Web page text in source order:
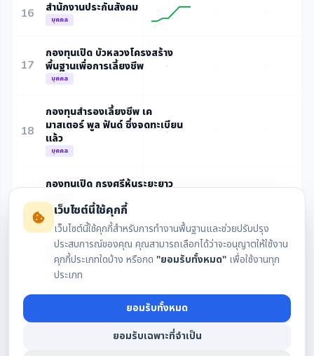
16 สำนักงานประกันสังคม
บุคคล
17
กองทุนเปิด บัวหลวงโครงสร้าง
พื้นฐานเพื่อการเลี้ยงชีพ
บุคคล
-
18
กองทุนสำรองเลี้ยงชีพ เค
มาสเตอร์ พูล ฟันด์ ซึ่งจดทะเบียน
แล้ว
บุคคล
-
กองทุนเปิด กรุงศรีหุ้นระยะยาว
บุคคล
กองทุนเปิด เอ็มเอฟซี ไฮ-ดิวิเดนด์
ฟันด์
- -
21
กองทุนเปิด กรุงไทย ซีเล็คทีฟ อิค
-
เว็บไซต์นี้ใช้คุกกี้
เว็บไซต์นี้ใช้คุกกี้สำหรับการทำงานพื้นฐานและช่วยปรับปรุง
ประสบการณ์ของคุณ คุณสามารถเลือกได้ว่าจะอนุญาตให้ใช้งาน
คุกกี้ประเภทใดบ้าง หรือกด "ยอมรับทั้งหมด" เพื่อใช้งานทุก
ประเภท
ยอมรับทั้งหมด
ยอมรับเฉพาะที่จำเป็น